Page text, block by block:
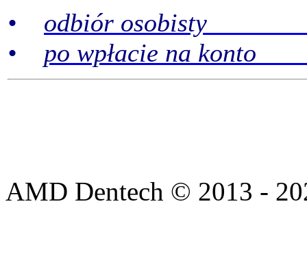
• odbiór osobisty
• po wpłacie na konto
AMD Dentech © 2013 -